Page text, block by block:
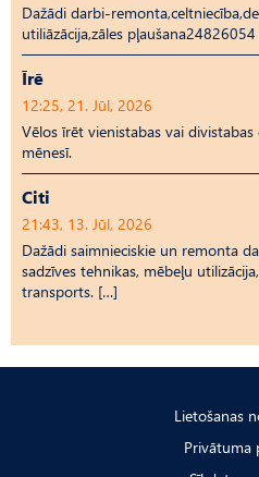
Dažādi darbi-
utiliāzācija,zāles pļaušana24826054
Īrē
12:25, 21. Jūl, 2026
Vēlos īrēt vienistabas vai
mēnesī.
Citi
21:43, 13. Jūl, 2026
Dažādi saimnieciskie un remonta
sadzīves tehnikas, mēbeļu
transports. […]
Lietošanas
Privātuma